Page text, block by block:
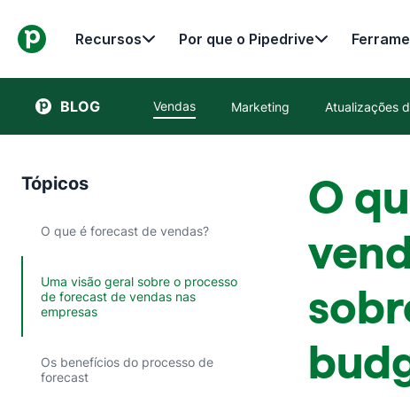
Recursos Por que o Pipedrive
BLOG Vendas Marketing Atualizações
Tópicos
O que é forecast de vendas?
Uma visão geral sobre o processo
de forecast de vendas nas
empresas
Os benefícios do processo de
forecast
O